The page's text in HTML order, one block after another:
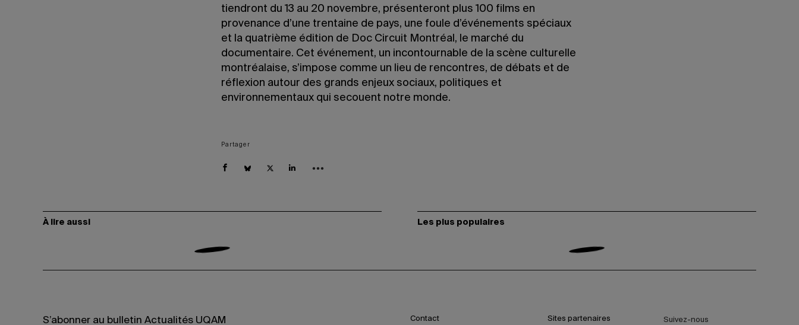
tiendront du 13 au 20 novembre, présenteront plus 100 films en
provenance d’une trentaine de pays, une foule d’événements spéciaux
et la quatrième édition de Doc Circuit Montréal, le marché du
documentaire. Cet événement, un incontournable de la scène culturelle
montréalaise, s’impose comme un lieu de rencontres, de débats et de
réflexion autour des grands enjeux sociaux, politiques et
environnementaux qui secouent notre monde.
Partager
À lire aussi Les plus populaires
S’abonner au bulletin Actualités UQAM Contact Sites partenaires Suivez-nous